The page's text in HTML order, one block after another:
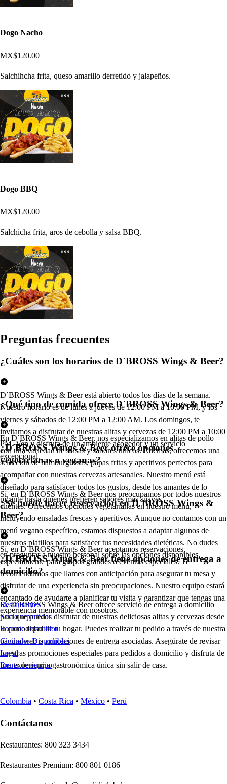
Dogo Nacho
MX$120.00
Salchihcha frita, queso amarillo derretido y jalapeños.
Dogo BBQ
MX$120.00
Salchicha frita, aros de cebolla y salsa BBQ.
Preguntas frecuentes
¿Cuáles son los horarios de D´BROSS Wings & Beer?
D´BROSS Wings & Beer está abierto todos los días de la semana.
Nuestro horario es de lunes a jueves de 12:00 PM a 10:00 PM, y los
viernes y sábados de 12:00 PM a 12:00 AM. Los domingos, te
invitamos a disfrutar de nuestras alitas y cervezas de 12:00 PM a 10:00
PM. Ven y disfruta de un ambiente acogedor y un servicio
excepcional.
¿Qué tipo de comida ofrece D´BROSS Wings & Beer?
En D´BROSS Wings & Beer, nos especializamos en alitas de pollo
con una variedad de salsas y sabores únicos. Además, ofrecemos una
selección de hamburguesas, papas fritas y aperitivos perfectos para
acompañar con nuestras cervezas artesanales. Nuestro menú está
diseñado para satisfacer todos los gustos, desde los amantes de lo
picante hasta quienes prefieren sabores más suaves.
¿D´BROSS Wings & Beer ofrece opciones
vegetarianas o veganas?
Sí, en D´BROSS Wings & Beer nos preocupamos por todos nuestros
clientes. Ofrecemos opciones vegetarianas en nuestro menú,
incluyendo ensaladas frescas y aperitivos. Aunque no contamos con un
menú vegano específico, estamos dispuestos a adaptar algunos de
nuestros platillos para satisfacer tus necesidades dietéticas. No dudes
en preguntar a nuestro personal sobre las opciones disponibles.
¿Se puede hacer reservación en D´BROSS Wings &
Beer?
Sí, en D´BROSS Wings & Beer aceptamos reservaciones,
especialmente para grupos grandes o eventos especiales. Te
recomendamos que llames con anticipación para asegurar tu mesa y
disfrutar de una experiencia sin preocupaciones. Nuestro equipo estará
encantado de ayudarte a planificar tu visita y garantizar que tengas una
experiencia memorable con nosotros.
¿D´BROSS Wings & Beer tiene opciones de entrega a
domicilio?
Sí, D´BROSS Wings & Beer ofrece servicio de entrega a domicilio
para que puedas disfrutar de nuestras deliciosas alitas y cervezas desde
la comodidad de tu hogar. Puedes realizar tu pedido a través de nuestra
página web o aplicaciones de entrega asociadas. Asegúrate de revisar
nuestras promociones especiales para pedidos a domicilio y disfruta de
una experiencia gastronómica única sin salir de casa.
Restaurantes
Socio repartidor
Soporte repartidor
Ciudades Disponibles
Legal
Renta de equipo
Colombia • Costa Rica • México • Perú
Contáctanos
Restaurantes: 800 323 3434
Restaurantes Premium: 800 801 0186